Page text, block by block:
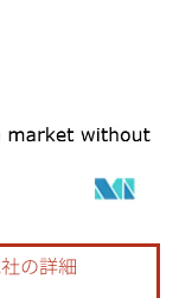
示が必要です。